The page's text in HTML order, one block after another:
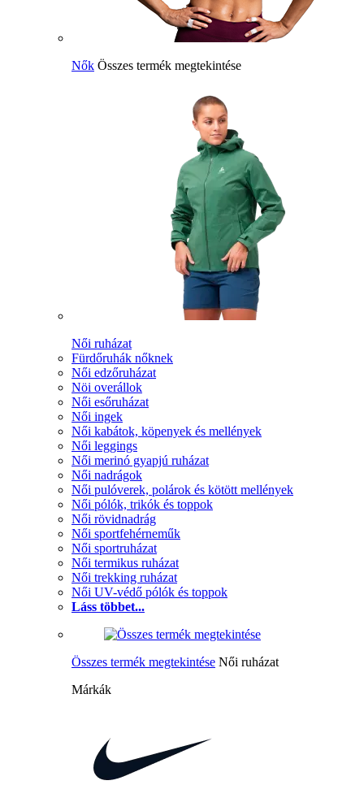
Nők Összes termék megtekintése
Női ruházat
Fürdőruhák nőknek
Női edzőruházat
Nöi overállok
Női esőruházat
Női ingek
Női kabátok, köpenyek és mellények
Női leggings
Női merinó gyapjú ruházat
Női nadrágok
Női pulóverek, polárok és kötött mellények
Női pólók, trikók és toppok
Női rövidnadrág
Női sportfehérneműk
Női sportruházat
Női termikus ruházat
Női trekking ruházat
Női UV-védő pólók és toppok
Láss többet...
Összes termék megtekintése Női ruházat
Márkák